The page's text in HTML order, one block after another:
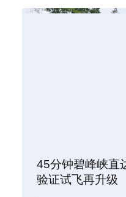
45分钟碧峰峡直
验证试飞再升级